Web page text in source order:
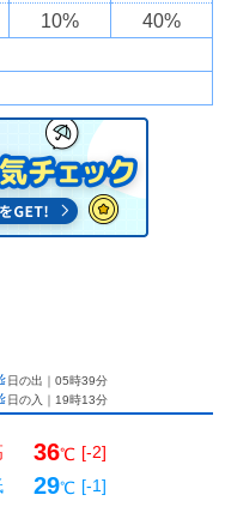
10% 40%
日の出｜ 05時39分
日の入｜ 19時13分
36℃ [-2]
29℃ [-1]